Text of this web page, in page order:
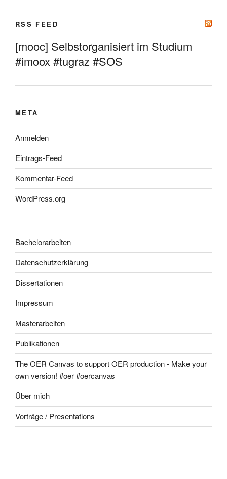
RSS FEED
[mooc] Selbstorganisiert im Studium
#imoox #tugraz #SOS
META
Anmelden
Eintrags-Feed
Kommentar-Feed
WordPress.org
Bachelorarbeiten
Datenschutzerklärung
Dissertationen
Impressum
Masterarbeiten
Publikationen
The OER Canvas to support OER production - Make your
own version! #oer #oercanvas
Über mich
Vorträge / Presentations